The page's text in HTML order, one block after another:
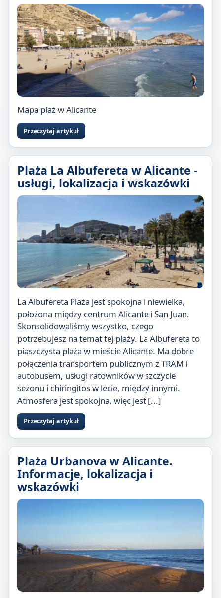
Mapa plaż w Alicante
Przeczytaj artykuł
Plaża La Albufereta w Alicante -
usługi, lokalizacja i wskazówki
La Albufereta Plaża jest spokojna i niewielka,
położona między centrum Alicante i San Juan.
Skonsolidowaliśmy wszystko, czego
potrzebujesz na temat tej plaży. La Albufereta to
piaszczysta plaża w mieście Alicante. Ma dobre
połączenia transportem publicznym z TRAM i
autobusem, usługi ratowników w szczycie
sezonu i chiringitos w lecie, między innymi.
Atmosfera jest spokojna, więc jest [...]
Przeczytaj artykuł
Plaża Urbanova w Alicante.
Informacje, lokalizacja i
wskazówki